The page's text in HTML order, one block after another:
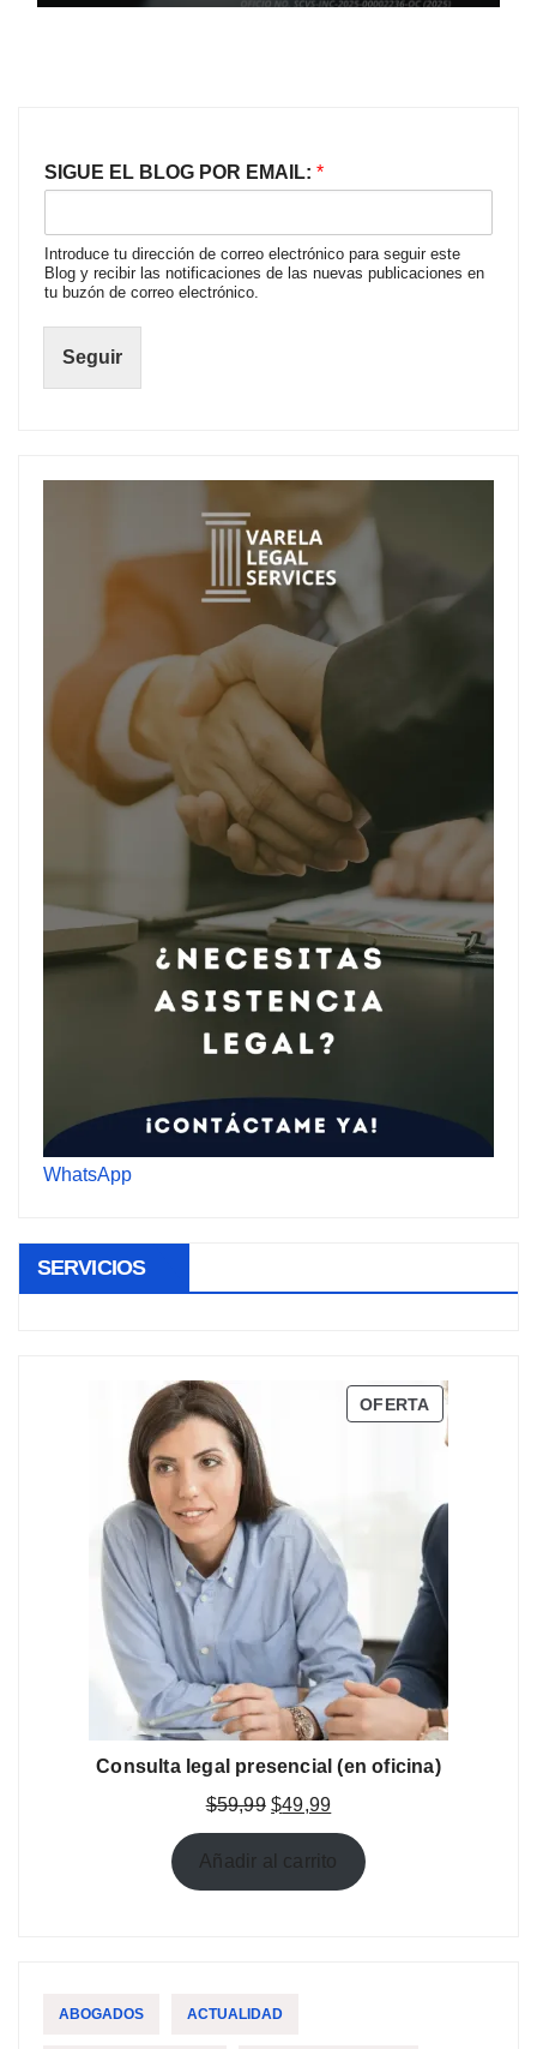
SIGUE EL BLOG POR EMAIL: *
Introduce tu dirección de correo electrónico para seguir este
Blog y recibir las notificaciones de las nuevas publicaciones en
tu buzón de correo electrónico.
Seguir
WhatsApp
SERVICIOS
OFERTA PRODUCTO
EN
Consulta legal presencial (en oficina)
$59,99 El
precio
original
$49,99El
precio
actual
es:
Añadir al carrito
ABOGADOS ACTUALIDAD